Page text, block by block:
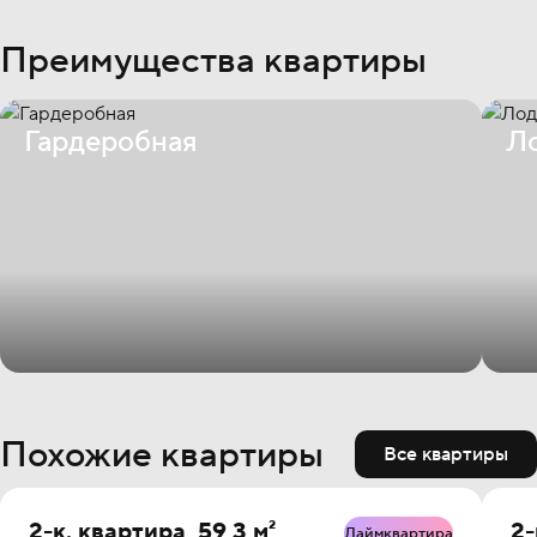
Преимущества квартиры
Гардеробная
Похожие квартиры Все квартиры